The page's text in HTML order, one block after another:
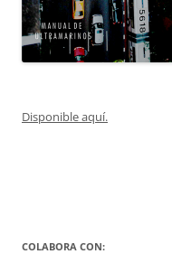
Disponible aquí.
COLABORA CON: